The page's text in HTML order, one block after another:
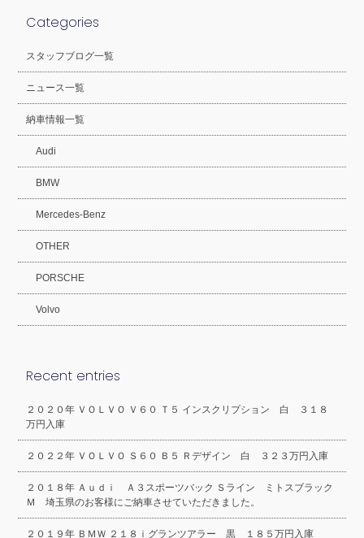
Categories
スタッフブログ一覧
ニュース一覧
納車情報一覧
Audi
BMW
Mercedes-Benz
OTHER
PORSCHE
Volvo
Recent entries
２０２０年 ＶＯＬＶＯ Ｖ６０ Ｔ５ インスクリプション 白 ３１８
万円入庫
２０２２年 ＶＯＬＶＯ Ｓ６０ Ｂ５ Ｒデザイン 白 ３２３万円入庫
２０１８年 Ａｕｄｉ Ａ３スポーツバック Ｓライン ミトスブラック
Ｍ 埼玉県のお客様にご納車させていただきました。
２０１９年 ＢＭＷ ２１８ｉグランツアラー 黒 １８５万円入庫